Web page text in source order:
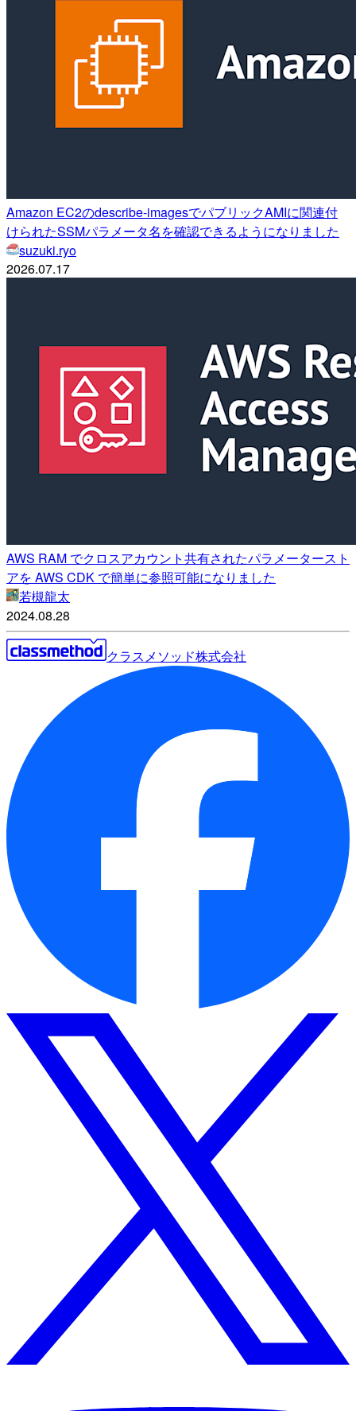
Amazon EC2のdescribe-imagesでパブリックAMIに関連付
けられたSSMパラメータ名を確認できるようになりました
suzuki.ryo
2026.07.17
AWS RAM でクロスアカウント共有されたパラメータースト
アを AWS CDK で簡単に参照可能になりました
若槻龍太
2024.08.28
クラスメソッド株式会社